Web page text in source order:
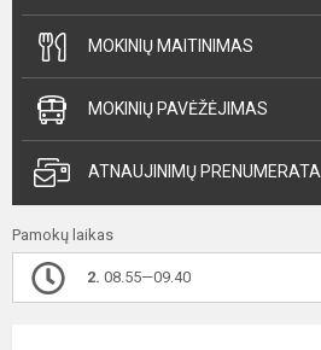
MOKINIŲ MAITINIMAS
MOKINIŲ PAVĖŽĖJIMAS
ATNAUJINIMŲ PRENUMERATA
Pamokų laikas
2. 08.55—09.40